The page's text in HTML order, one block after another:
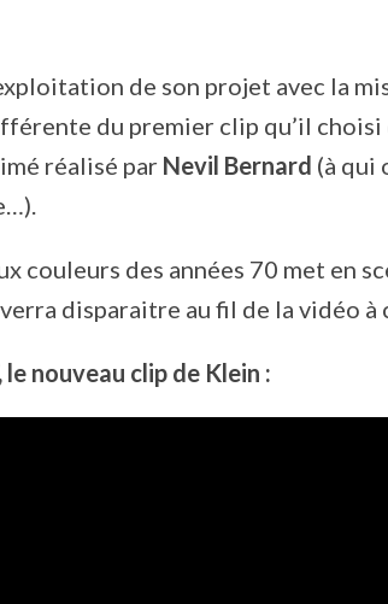
de son projet avec la
du premier clip qu’il
réalisé par Nevil Bernard (à qui
couleurs des années 70 met en
disparaitre au fil de la vidéo à
le nouveau clip de Klein :